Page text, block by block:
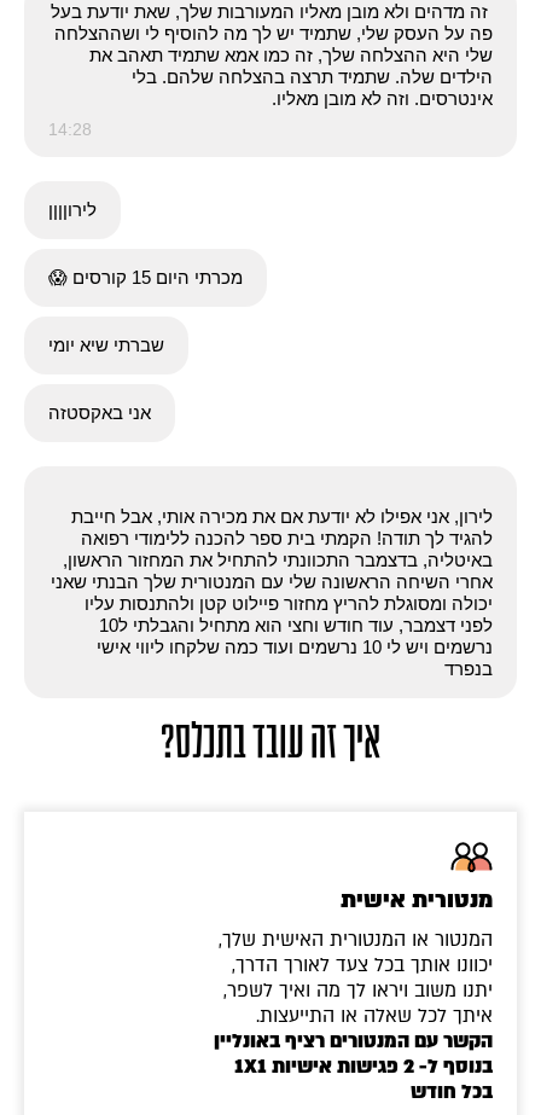
זה מדהים ולא מובן מאליו המעורבות שלך, שאת יודעת בעל
פה על העסק שלי, שתמיד יש לך מה להוסיף לי ושההצלחה
שלי היא ההצלחה שלך, זה כמו אמא שתמיד תאהב את
הילדים שלה. שתמיד תרצה בהצלחה שלהם. בלי
אינטרסים. וזה לא מובן מאליו.
14:28
לירוןןןן
מכרתי היום 15 קורסים 😱
שברתי שיא יומי
אני באקסטזה
לירון, אני אפילו לא יודעת אם את מכירה אותי, אבל חייבת
להגיד לך תודה! הקמתי בית ספר להכנה ללימודי רפואה
באיטליה, בדצמבר התכוונתי להתחיל את המחזור הראשון,
אחרי השיחה הראשונה שלי עם המנטורית שלך הבנתי שאני
יכולה ומסוגלת להריץ מחזור פיילוט קטן ולהתנסות עליו
נרשמים ויש לי 10 נרשמים ועוד כמה שלקחו ליווי אישי
בנפרד
איך זה עובד בתכלס?
מנטורית אישית
המנטור או המנטורית האישית שלך,
יכוונו אותך בכל צעד לאורך הדרך,
יתנו משוב ויראו לך מה ואיך לשפר,
איתך לכל שאלה או התייעצות.
הקשר עם המנטורים רציף באונליין
בנוסף ל- 2 פגישות אישיות 1X1
בכל חודש